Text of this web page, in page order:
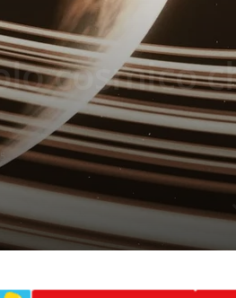
cosmico
347